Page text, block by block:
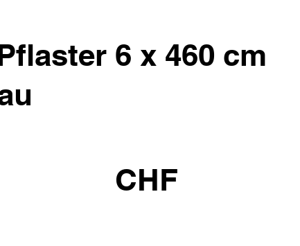
6 x 460 cm
CHF